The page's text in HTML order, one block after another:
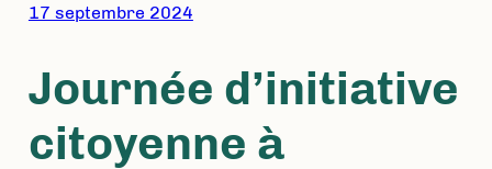
17 septembre 2024
Journée d’initiative
citoyenne à